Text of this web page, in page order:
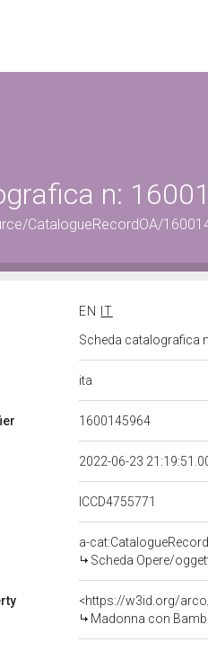
n:
CatalogueRecordOA/
EN
IT
Scheda catalografica
ita
1600145964
2022-06-23
ICCD4755771
a-
Scheda Opere/
<https://w3id.org/
Madonna con